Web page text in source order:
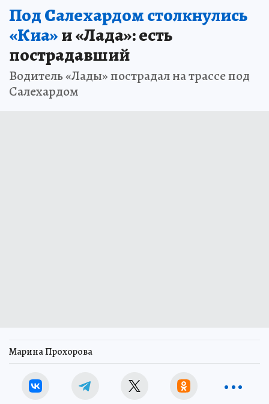
Под Салехардом столкнулись
«Киа»и «Лада»: есть
пострадавший
Водитель «Лады» пострадал на трассе под
Салехардом
Марина Прохорова